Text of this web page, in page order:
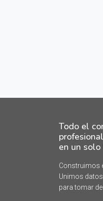
Todo el
en un
Construimos
Unimos
para tomar